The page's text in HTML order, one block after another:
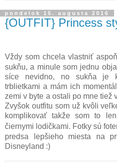
pondelok 15. augusta 2016
{OUTFIT} Princess
Vždy som chcela vlastniť
sukňu, a minule som jednu
síce nevidno, no sukňa je
trblietkami a mám ich
zemi v byte a ostali po mne tiež
Zvyšok outfitu som už kvôli
komplikovať takže som to
čiernymi lodičkami. Fotky sú
predsa lepšieho miesta na
Disneyland :)